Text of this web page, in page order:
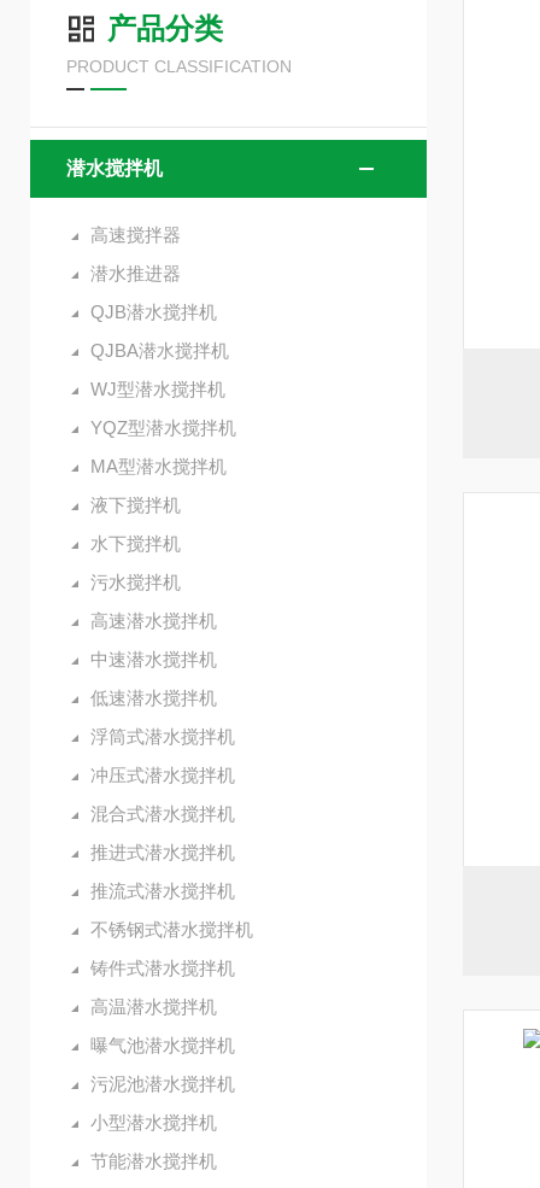
产品分类
PRODUCT CLASSIFICATION
潜水搅拌机
高速搅拌器
潜水推进器
QJB潜水搅拌机
QJBA潜水搅拌机
WJ型潜水搅拌机
YQZ型潜水搅拌机
MA型潜水搅拌机
液下搅拌机
水下搅拌机
污水搅拌机
高速潜水搅拌机
中速潜水搅拌机
低速潜水搅拌机
浮筒式潜水搅拌机
冲压式潜水搅拌机
混合式潜水搅拌机
推进式潜水搅拌机
推流式潜水搅拌机
不锈钢式潜水搅拌机
铸件式潜水搅拌机
高温潜水搅拌机
曝气池潜水搅拌机
污泥池潜水搅拌机
小型潜水搅拌机
节能潜水搅拌机